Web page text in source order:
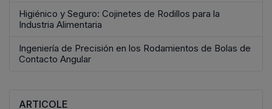
Higiénico y Seguro: Cojinetes de Rodillos para la
Industria Alimentaria
Ingeniería de Precisión en los Rodamientos de Bolas de
Contacto Angular
ARTICOLE